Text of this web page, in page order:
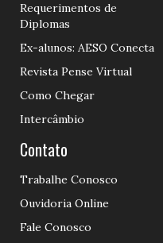
Requerimentos de
Diplomas
Ex-alunos: AESO Conecta
Revista Pense Virtual
Como Chegar
Intercâmbio
Contato
Trabalhe Conosco
Ouvidoria Online
Fale Conosco